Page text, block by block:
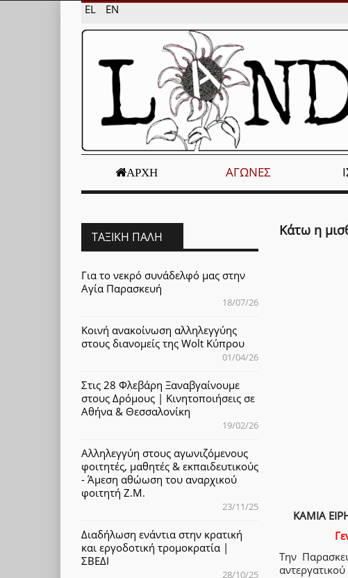
EL EN
ΑΡΧΉ ΑΓΏΝΕΣ
Κάτω η
ΚΑΜΙΑ
Την
ΤΑΞΙΚΉ ΠΆΛΗ
Για το νεκρό συνάδελφό μας στην
Αγία Παρασκευή
18/07/26
Κοινή ανακοίνωση αλληλεγγύης
στους διανομείς της Wolt Κύπρου
01/04/26
Στις 28 Φλεβάρη Ξαναβγαίνουμε
στους Δρόμους | Κινητοποιήσεις σε
Αθήνα & Θεσσαλονίκη
19/02/26
Αλληλεγγύη στους αγωνιζόμενους
φοιτητές, μαθητές & εκπαιδευτικούς
- Άμεση αθώωση του αναρχικού
φοιτητή Ζ.Μ.
23/11/25
Διαδήλωση ενάντια στην κρατική
και εργοδοτική τρομοκρατία |
ΣΒΕΔΙ
28/10/25